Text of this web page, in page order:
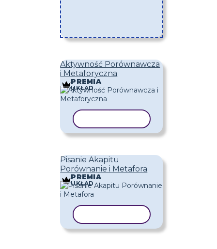
Aktywność Porównawcza
i Metaforyczna
PREMIA
UKŁAD
Pisanie Akapitu
Porównanie i Metafora
PREMIA
UKŁAD